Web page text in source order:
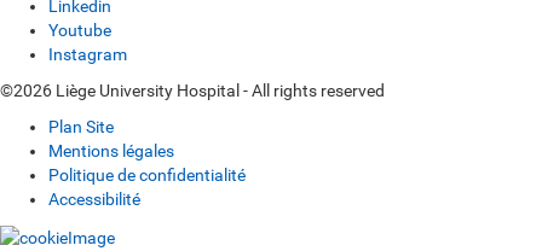
Linkedin
Youtube
Instagram
©2026 Liège University Hospital - All rights reserved
Plan Site
Mentions légales
Politique de confidentialité
Accessibilité